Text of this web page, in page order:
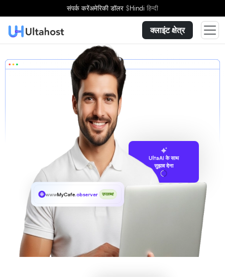
संपर्क करेंअमेरिकी डॉलर $Hindi हिन्दी
क्लाइंट क्षेत्र
UltaAI के साथ
सुझाव देना
wwwMyCafe.observer उपलब्ध!